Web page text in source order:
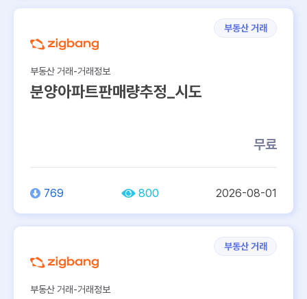
부동산 거래
부동산 거래-거래정보
분양아파트판매량추정_시도
무료
769 800 2026-08-01
부동산 거래
부동산 거래-거래정보